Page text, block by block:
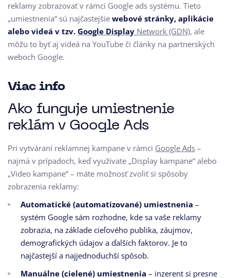
reklamy zobrazovať v rámci Google ads systému. Tieto
„umiestnenia“ sú najčastejšie webové stránky, aplikácie
alebo videá v tzv. Google Display Network (GDN), ale
môžu to byť aj videá na YouTube či články na partnerských
weboch Google.
Viac info
Ako funguje umiestnenie
reklám v Google Ads
Pri vytváraní reklamnej kampane v rámci Google Ads –
najmä v prípadoch, keď využívate „Display kampane“ alebo
„Video kampane“ – máte možnosť zvoliť si spôsoby
zobrazenia reklamy:
Automatické (automatizované) umiestnenia –
systém Google sám rozhodne, kde sa vaše reklamy
zobrazia, na základe cieľového publika, záujmov,
demografických údajov a ďalších faktorov. Je to
najčastejší a najjednoduchší spôsob.
Manuálne (cielené) umiestnenia – inzerent si presne